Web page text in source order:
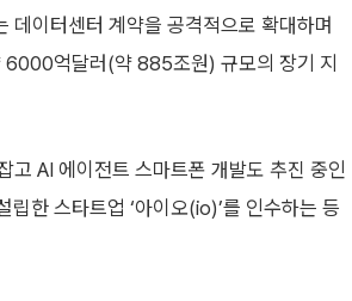
데이터센터 계약을 공격적으로 확대하며
6000억달러(약 885조원) 규모의 장기 지
AI 에이전트 스마트폰 개발도 추진 중인
한 스타트업 ‘아이오(io)’를 인수하는 등